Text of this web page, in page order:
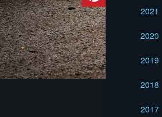
2021
2020
2019
2018
2017